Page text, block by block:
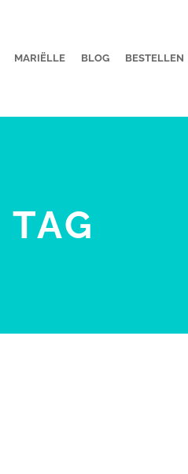
MARIËLLE BLOG BESTELLEN